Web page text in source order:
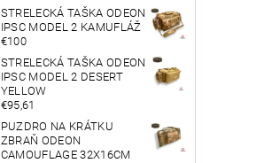
STRELECKÁ TAŠKA ODEON
IPSC MODEL 2 KAMUFLÁŽ
€100
STRELECKÁ TAŠKA ODEON
IPSC MODEL 2 DESERT
YELLOW
€95,61
PUZDRO NA KRÁTKU
ZBRAŇ ODEON
CAMOUFLAGE 32X16CM